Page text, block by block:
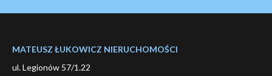
MATEUSZ ŁUKOWICZ NIERUCHOMOŚCI
ul. Legionów 57/1.22